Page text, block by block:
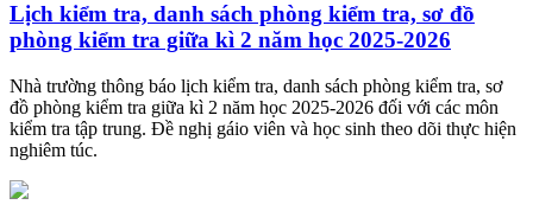
Lịch kiểm tra, danh sách phòng kiểm tra, sơ đồ
phòng kiểm tra giữa kì 2 năm học 2025-2026
Nhà trường thông báo lịch kiểm tra, danh sách phòng kiểm tra, sơ
đồ phòng kiểm tra giữa kì 2 năm học 2025-2026 đối với các môn
kiểm tra tập trung. Đề nghị gáio viên và học sinh theo dõi thực hiện
nghiêm túc.